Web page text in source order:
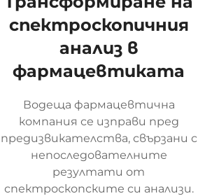
спектроскопичния
анализ в
фармацевтиката
Водеща фармацевтична
компания се изправи пред
предизвикателства, свързани с
непоследователните
резултати от
спектроскопските си анализи.